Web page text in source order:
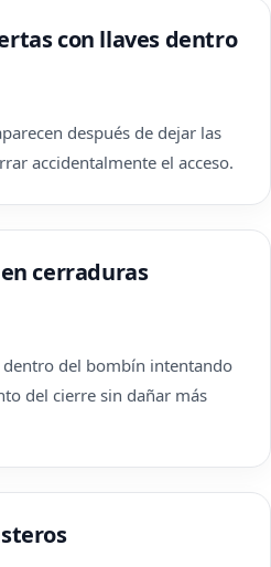
con llaves dentro
después de dejar las
accidentalmente el acceso.
cerraduras
dentro del bombín intentando
del cierre sin dañar más